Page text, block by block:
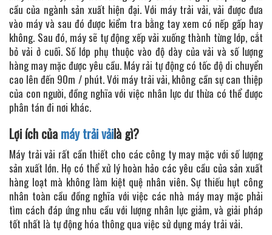
cầu của ngành sản xuất hiện đại. Với máy trải vải, vải được đưa
vào máy và sau đó được kiểm tra bằng tay xem có nếp gấp hay
không. Sau đó, máy sẽ tự động xếp vải xuống thành từng lớp, cắt
bỏ vải ở cuối. Số lớp phụ thuộc vào độ dày của vải và số lượng
hàng may mặc được yêu cầu. Máy rải tự động có tốc độ di chuyển
cao lên đến 90m / phút. Với máy trải vải, không cần sự can thiệp
của con người, đồng nghĩa với việc nhân lực dư thừa có thể được
phân tán đi nơi khác.
Lợi ích của máy trải vảilà gì?
Máy trải vải rất cần thiết cho các công ty may mặc với số lượng
sản xuất lớn. Họ có thể xử lý hoàn hảo các yêu cầu của sản xuất
hàng loạt mà không làm kiệt quệ nhân viên. Sự thiếu hụt công
nhân toàn cầu đồng nghĩa với việc các nhà máy may mặc phải
tìm cách đáp ứng nhu cầu với lượng nhân lực giảm, và giải pháp
tốt nhất là tự động hóa thông qua việc sử dụng máy trải vải.